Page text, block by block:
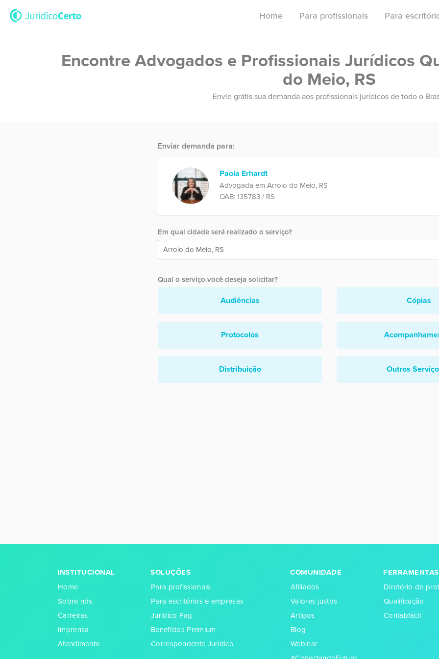
Home Para profissionais Para
Encontre Advogados e Profissionais Jurídicos
do Meio, RS
Envie grátis sua demanda aos profissionais jurídicos de todo o
Enviar demanda para:
Paola Erhardt
Advogada em Arroio do Meio, RS
OAB: 135783 / RS
Em qual cidade será realizado o serviço?
Qual o serviço você deseja solicitar?
Audiências Cópias
Protocolos
Distribuição Outros
INSTITUCIONAL
Home
Sobre nós
Carreiras
Imprensa
Atendimento
SOLUÇÕES
Para profissionais
Para escritórios e empresas
Jurídico Pag
Benefícios Premium
Correspondente Jurídico
COMUNIDADE
Afiliados
Valores justos
Artigos
Blog
Webinar
FERRAMENTAS
Diretório de
Qualificação
Contabfácil